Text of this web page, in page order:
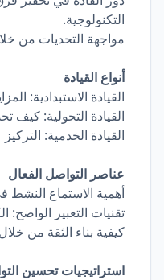
التكنولوجية.
مواجهة التحديات من
أنواع القيادة
القيادة الاستبدادية:
القيادة التحولية: كيف
القيادة الخدمية:
عناصر التواصل الفعال
أهمية الاستماع النشط
تقنيات التعبير الواضح:
كيفية بناء الثقة من
استراتيجيات تحسين